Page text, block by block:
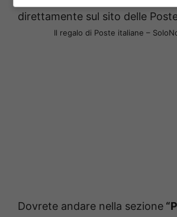
Il regalo di Poste italiane –
direttamente sul sito delle
Dovrete andare nella sezione